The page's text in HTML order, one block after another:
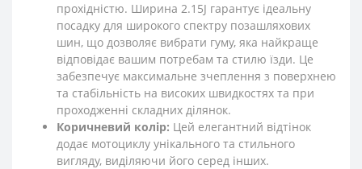
прохідністю. Ширина 2.15J гарантує ідеальну
посадку для широкого спектру позашляхових
шин, що дозволяє вибрати гуму, яка найкраще
відповідає вашим потребам та стилю їзди. Це
забезпечує максимальне зчеплення з поверхнею
та стабільність на високих швидкостях та при
проходженні складних ділянок.
Коричневий колір: Цей елегантний відтінок
додає мотоциклу унікального та стильного
вигляду, виділяючи його серед інших.